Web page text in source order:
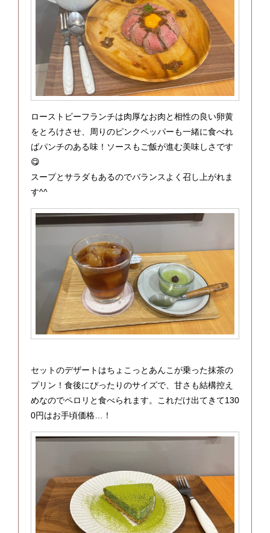
ローストビーフランチは肉厚なお肉と相性の良い卵黄
をとろけさせ、周りのピンクペッパーも一緒に食べれ
ばパンチのある味！ソースもご飯が進む美味しさです
😋
スープとサラダもあるのでバランスよく召し上がれま
す^^
セットのデザートはちょこっとあんこが乗った抹茶の
プリン！食後にぴったりのサイズで、甘さも結構控え
めなのでペロリと食べられます。これだけ出てきて130
0円はお手頃価格…！